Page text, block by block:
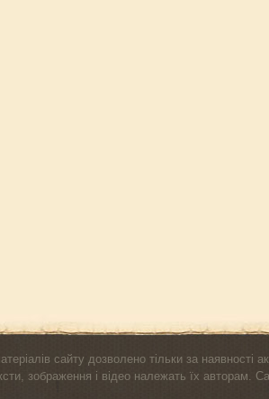
сайту дозволено тільки за наявності
зображення і відео належать їх авторам.